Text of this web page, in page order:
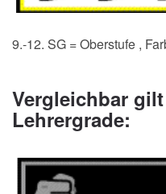
9.-12. SG = Oberstufe ,
Vergleichbar
Lehrergrade: